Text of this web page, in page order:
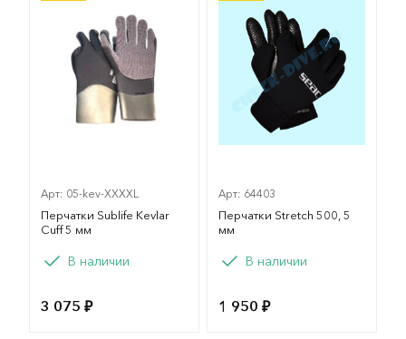
Арт: 05-kev-XXXXL
Перчатки Sublife Kevlar
Cuff 5 мм
ВариантВ наличии
3 075 ₽
Арт: 64403
Перчатки Stretch 500, 5
мм
В наличии
1 950 ₽